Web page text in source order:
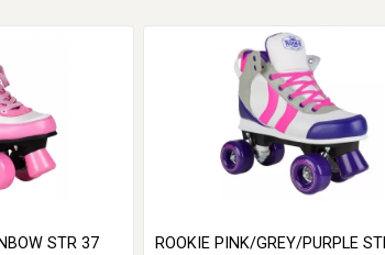
STR 37 ROOKIE PINK/GREY/PURPLE